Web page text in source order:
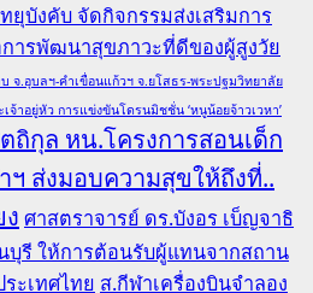
ยุบังคับ จัดกิจกรรมส่งเสริมการ
ารพัฒนาสุขภาวะที่ดีของผู้สูงวัย
จ.อุบลฯ-คำเขื่อนแก้วฯ จ.ยโสธร-พระปฐมวิทยาลัย
าอยู่หัว การแข่งขันโดรนมิชชั่น ‘หนูน้อยจ้าวเวหา’
กุล หน.โครงการสอนเด็ก
ฯ ส่งมอบความสุขให้ถึงที่..
ศาสตราจารย์ ดร.บังอร เบ็ญจาธิ
บุรี ให้การต้อนรับผู้แทนจากสถาน
ะเทศไทย ส.กีฬาเครื่องบินจำลอง